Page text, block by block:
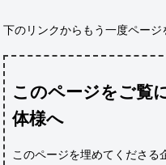
下のリンクからもう一度ページ
このページをご覧
体様へ
このページを埋めてくださる